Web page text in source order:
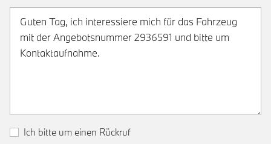
Ich bitte um einen Rückruf